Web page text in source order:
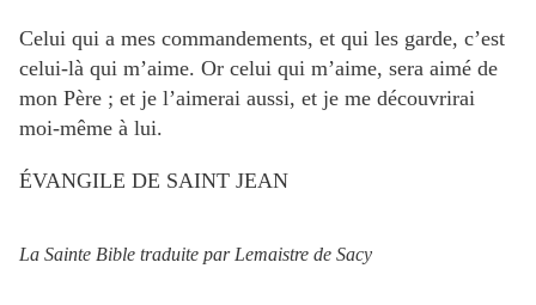
Celui qui a mes commandements, et qui les garde, c’est
celui-là qui m’aime. Or celui qui m’aime, sera aimé de
mon Père ; et je l’aimerai aussi, et je me découvrirai
moi-même à lui.
ÉVANGILE DE SAINT JEAN
La Sainte Bible traduite par Lemaistre de Sacy